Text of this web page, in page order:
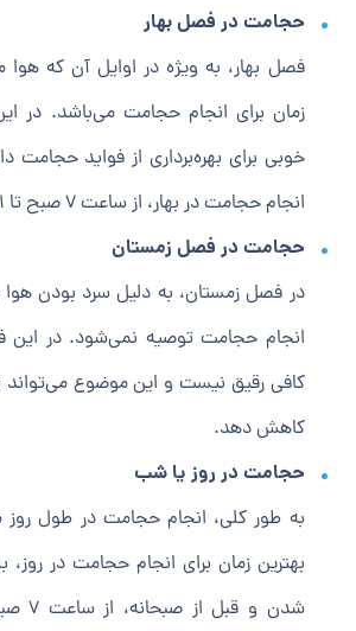
حجامت در فصل بهار
فصل بهار، به ویژه در اوایل آن که
زمان برای انجام حجامت می‌باشد. در
خوبی برای بهره‌برداری از فواید حجامت
انجام حجامت در بهار، از ساعت 7 صبح تا 11 قبل از ظهر است.
حجامت در فصل زمستان
در فصل زمستان، به دلیل سرد بودن
انجام حجامت توصیه نمی‌شود. در این
کافی رقیق نیست و این موضوع می‌تواند
کاهش دهد.
حجامت در روز یا شب
به طور کلی، انجام حجامت در طول
بهترین زمان برای انجام حجامت در روز،